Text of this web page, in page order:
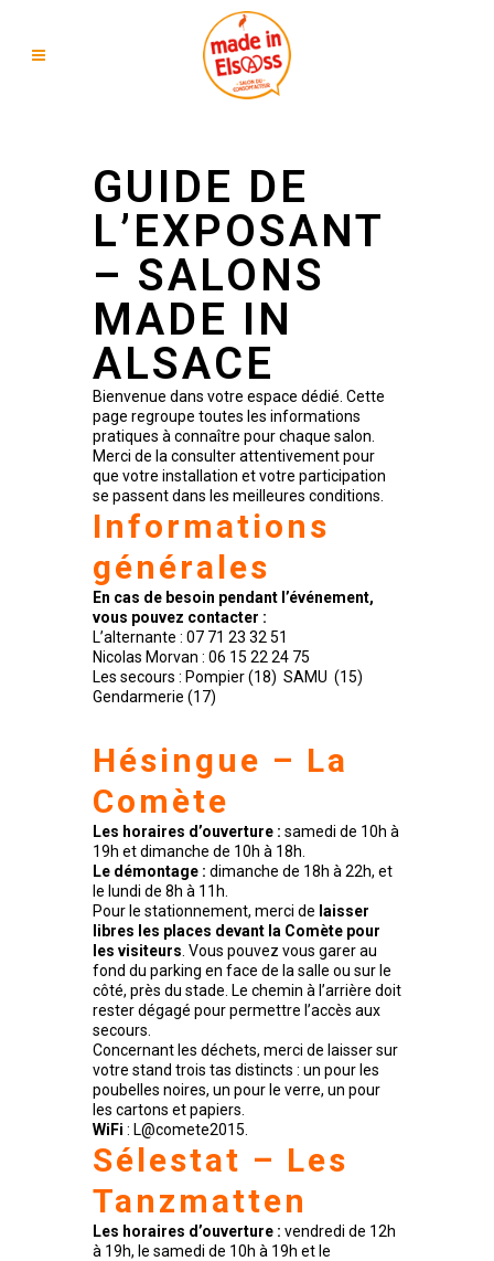
GUIDE DE
L’EXPOSANT
– SALONS
MADE IN
ALSACE
Bienvenue dans votre espace dédié. Cette
page regroupe toutes les informations
pratiques à connaître pour chaque salon.
Merci de la consulter attentivement pour
que votre installation et votre participation
se passent dans les meilleures conditions.
Informations
générales
En cas de besoin pendant l’événement,
vous pouvez contacter :
L’alternante : 07 71 23 32 51
Nicolas Morvan : 06 15 22 24 75
Les secours : Pompier (18) SAMU (15)
Gendarmerie (17)
Hésingue – La
Comète
Les horaires d’ouverture : samedi de 10h à
19h et dimanche de 10h à 18h.
Le démontage : dimanche de 18h à 22h, et
le lundi de 8h à 11h.
Pour le stationnement, merci de laisser
libres les places devant la Comète pour
les visiteurs . Vous pouvez vous garer au
fond du parking en face de la salle ou sur le
côté, près du stade. Le chemin à l’arrière doit
rester dégagé pour permettre l’accès aux
secours.
Concernant les déchets, merci de laisser sur
votre stand trois tas distincts : un pour les
poubelles noires, un pour le verre, un pour
les cartons et papiers.
WiFi : L@comete2015.
Sélestat – Les
Tanzmatten
Les horaires d’ouverture : vendredi de 12h
à 19h, le samedi de 10h à 19h et le